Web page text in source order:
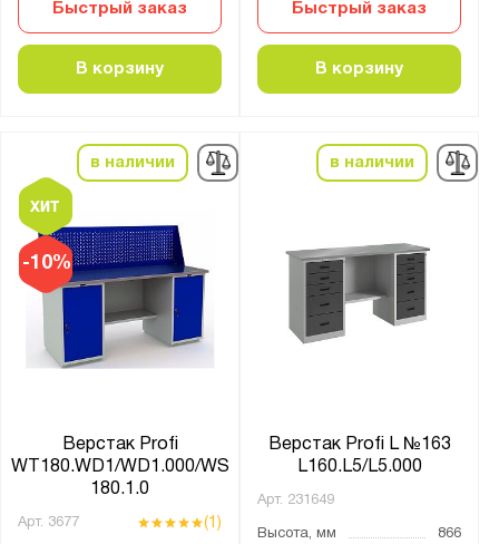
Быстрый заказ
В корзину
Быстрый заказ
В корзину
-10%
в наличии
Верстак Profi
WT180.WD1/WD1.000/WS
180.1.0
Арт. 3677 (1)
в наличии
Верстак Profi L №163
L160.L5/L5.000
Арт. 231649
Высота, мм
866
2 экрана и крепление для светильника
2 экрана и освещение
2 экрана с подсветкой
Опция
С освещением
Тип покрытия поверхности:
монолитный поликарбонат
оцинкованное
порошковое
от до
Количество выдвижных ящиков, шт.: